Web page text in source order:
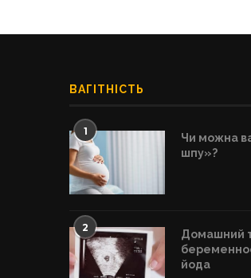
ВАГІТНІСТЬ
1
Чи можна
шпу»?
2
Домашний
йода